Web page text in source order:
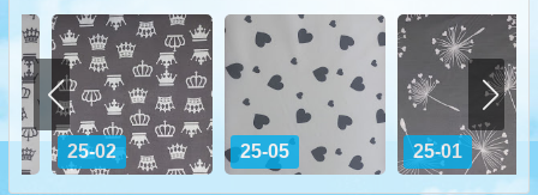
25-02 25-05 25-01